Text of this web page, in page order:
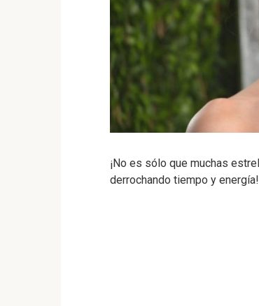
¡No es sólo que muchas
derrochando tiempo y energía!